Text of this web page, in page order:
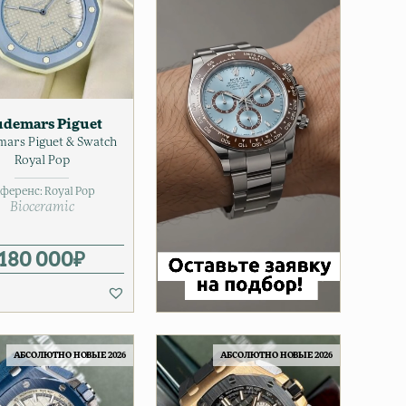
цена составляла 249 000₽.
000₽.
Piguet
Piguet & Swatch
Royal Pop
Royal Pop
Bioceramic
180 000₽
АБСОЛЮТНО НОВЫЕ 2026 АБСОЛЮТНО НОВЫЕ 2026